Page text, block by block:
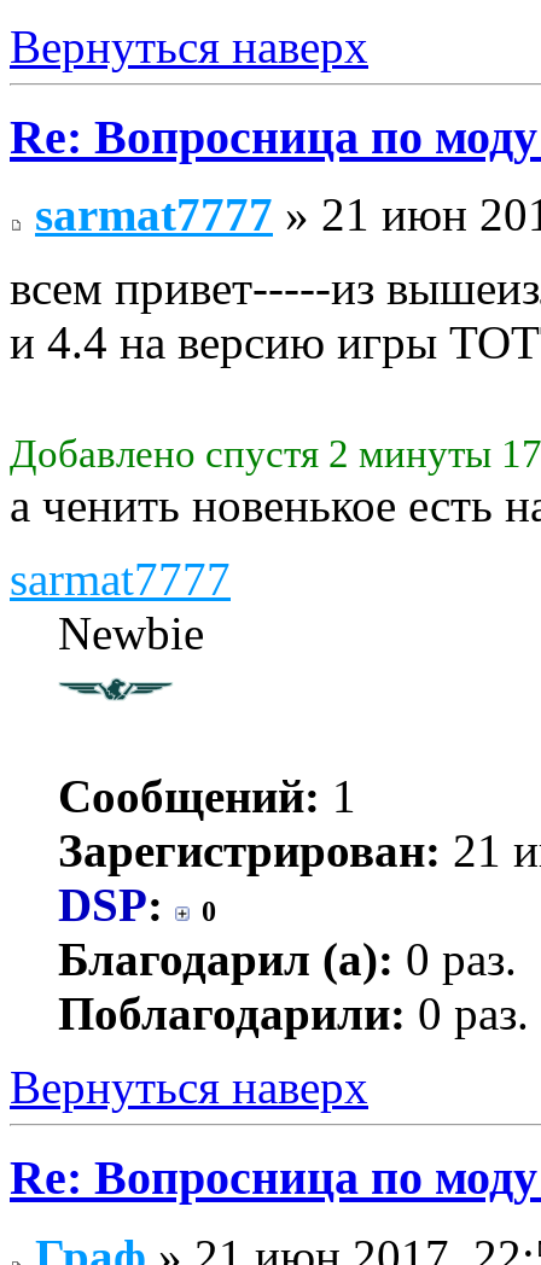
Вернуться наверх
Re: Вопросница по
sarmat7777 » 21 июн
всем привет-----из
и 4.4 на версию игры
Добавлено спустя 2 минуты
а ченить новенькое есть
sarmat7777
Newbie
Сообщений: 1
Зарегистрирован: 21
DSP: 0
Благодарил (а): 0 раз.
Поблагодарили: 0 раз.
Вернуться наверх
Re: Вопросница по